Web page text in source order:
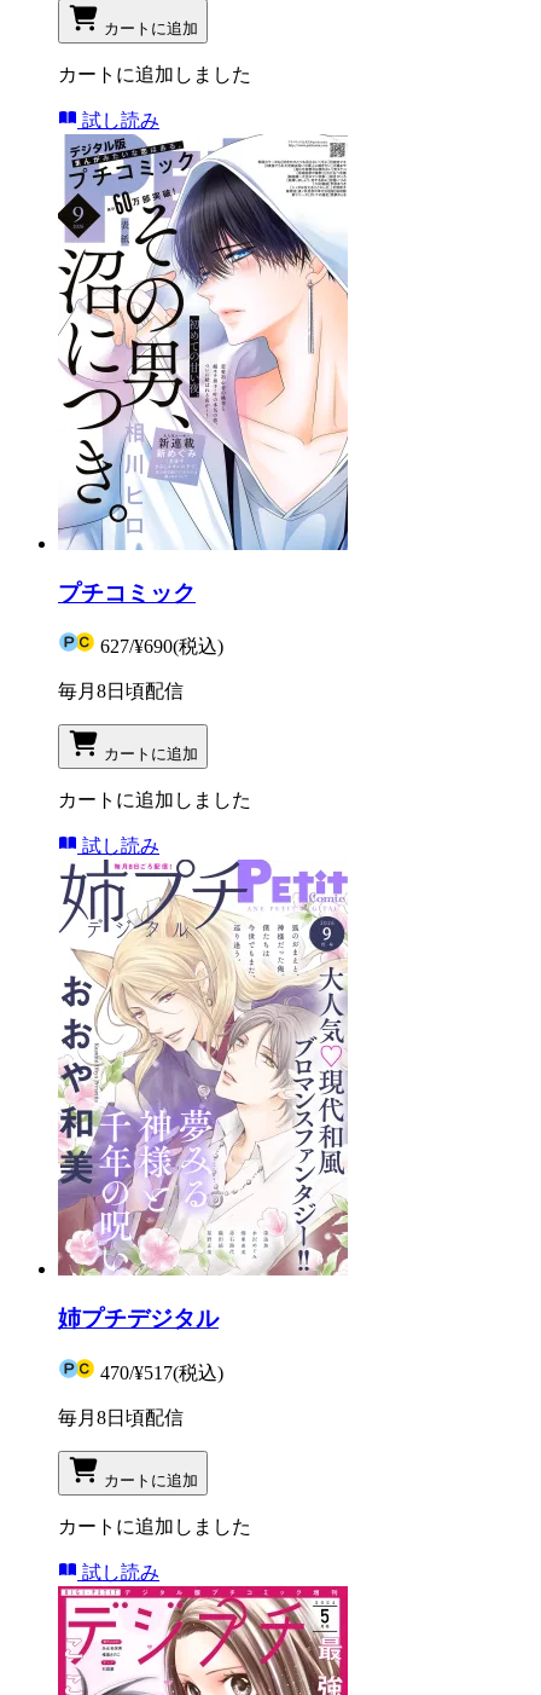
カートに追加
カートに追加しました
試し読み
プチコミック
627/¥690(税込)
毎月8日頃配信
カートに追加
カートに追加しました
試し読み
姉プチデジタル
470/¥517(税込)
毎月8日頃配信
カートに追加
カートに追加しました
試し読み